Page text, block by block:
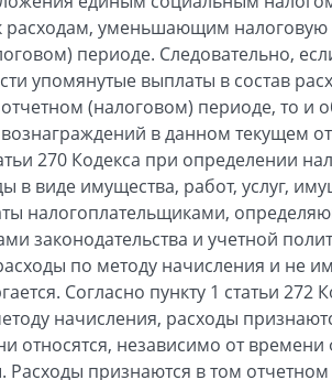
расходам, уменьшающим налоговую
периоде. Следовательно,
упомянутые выплаты в состав
(налоговом) периоде, то
вознаграждений в данном текущем
270 Кодекса при определении
в виде имущества, работ, услуг,
налогоплательщиками,
законодательства и учетной
по методу начисления и не
Согласно пункту 1 статьи
начисления, расходы
относятся, независимо от
признаются в том